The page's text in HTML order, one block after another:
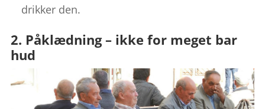
drikker den.
2. Påklædning – ikke for meget bar
hud